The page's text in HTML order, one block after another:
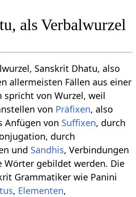
als Verbalwurzel
Sanskrit Dhatu, also
allermeisten Fällen aus einer
spricht von Wurzel, weil
von Präfixen, also
Anfügen von Suffixen, durch
durch
und Sandhis, Verbindungen
Wörter gebildet werden. Die
Grammatiker wie Panini
, Elementen,